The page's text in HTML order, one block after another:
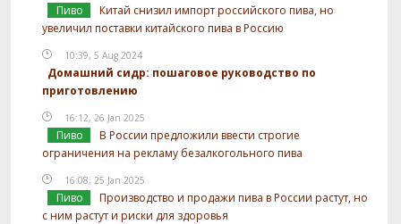
Пиво
Китай снизил импорт российского пива, но
увеличил поставки китайского пива в Россию
10:39, 5 Aug 2024
Домашний сидр: пошаговое руководство по
приготовлению
16:12, 26 Jan 2025
Пиво
В России предложили ввести строгие
ограничения на рекламу безалкогольного пива
16:08, 25 Jan 2025
Пиво
Производство и продажи пива в России растут, но
с ним растут и риски для здоровья